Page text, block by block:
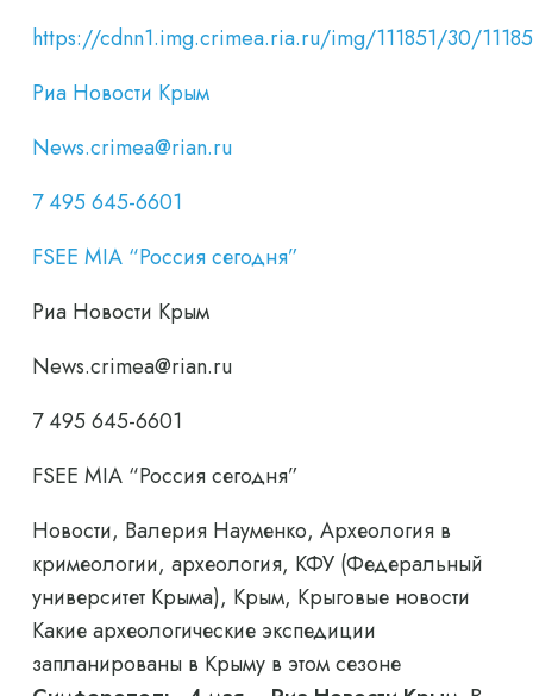
https://cdnn1.img.crimea.ria.ru/img/111851/30/
Риа Новости Крым
News.crimea@rian.ru
7 495 645-6601
FSEE MIA “Россия сегодня”
Риа Новости Крым
News.crimea@rian.ru
7 495 645-6601
FSEE MIA “Россия сегодня”
Новости, Валерия Науменко, Археология в
кримеологии, археология, КФУ (Федеральный
университет Крыма), Крым, Крыговые новости
Какие археологические экспедиции
запланированы в Крыму в этом сезоне